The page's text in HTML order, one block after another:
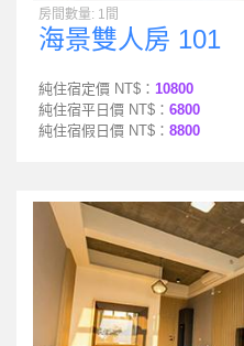
房間數量: 1間
海景雙人房 101
純住宿定價 NT$： 10800
純住宿平日價 NT$： 6800
純住宿假日價 NT$： 8800